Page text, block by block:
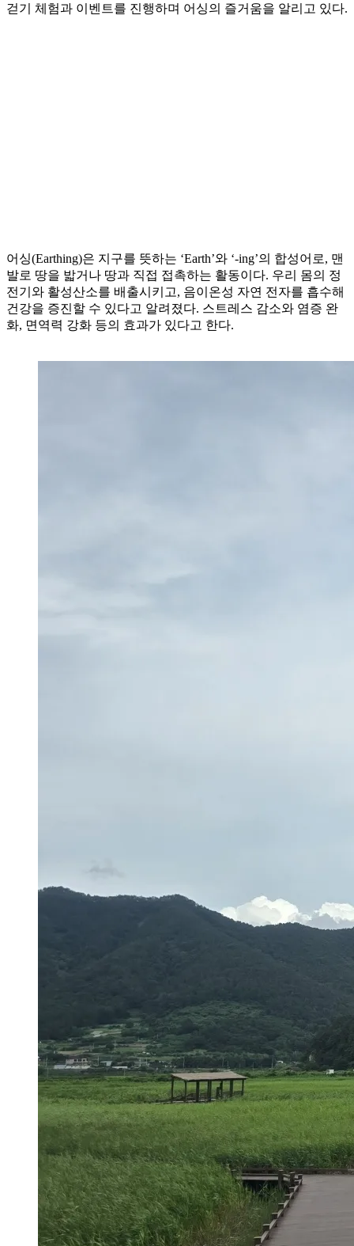
걷기 체험과 이벤트를 진행하며 어싱의 즐거움을 알리고 있다.
어싱(Earthing)은 지구를 뜻하는 ‘Earth’와 ‘-ing’의 합성어로, 맨
발로 땅을 밟거나 땅과 직접 접촉하는 활동이다. 우리 몸의 정
전기와 활성산소를 배출시키고, 음이온성 자연 전자를 흡수해
건강을 증진할 수 있다고 알려졌다. 스트레스 감소와 염증 완
화, 면역력 강화 등의 효과가 있다고 한다.